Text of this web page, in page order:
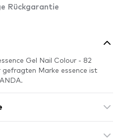
Rückgarantie
Gel Nail Colour - 82
gefragten Marke essence ist